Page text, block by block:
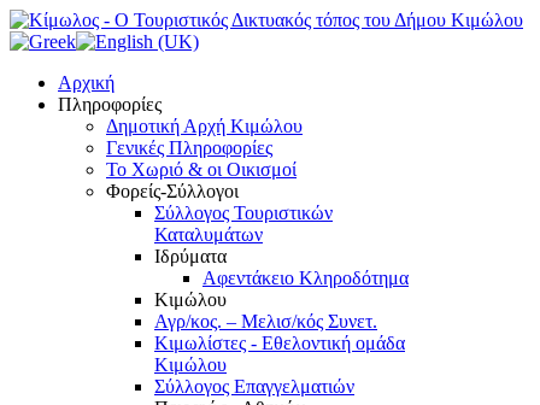
Αρχική
Πληροφορίες
Δημοτική Αρχή Κιμώλου
Γενικές Πληροφορίες
Το Xωριό & οι Οικισμοί
Φορείς-Σύλλογοι
Σύλλογος Τουριστικών
Καταλυμάτων
Ιδρύματα
Αφεντάκειο Κληροδότημα
Κιμώλου
Αγρ/κος. – Μελισ/κός Συνετ.
Κιμωλίστες - Εθελοντική ομάδα
Κιμώλου
Σύλλογος Επαγγελματιών